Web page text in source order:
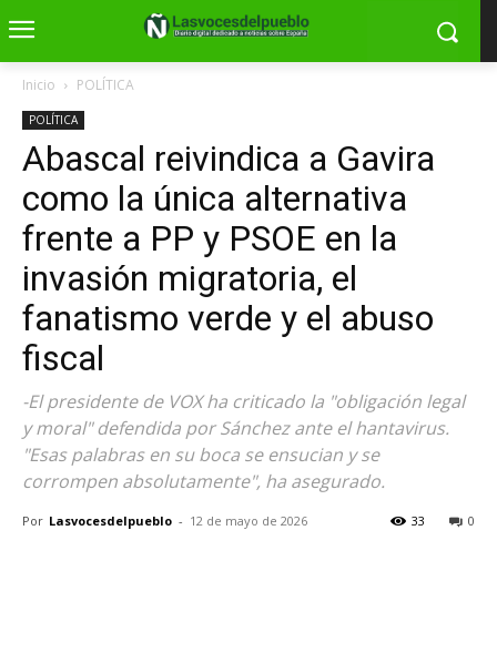
Inicio POLÍTICA
POLÍTICA
Abascal reivindica a Gavira
como la única alternativa
frente a PP y PSOE en la
invasión migratoria, el
fanatismo verde y el abuso
fiscal
-El presidente de VOX ha criticado la "obligación legal
y moral" defendida por Sánchez ante el hantavirus.
"Esas palabras en su boca se ensucian y se
corrompen absolutamente", ha asegurado.
Por Lasvocesdelpueblo - 12 de mayo de 2026 0
33